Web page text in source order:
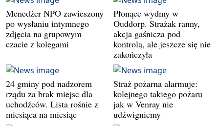
Menedżer NPO zawieszony
po wysłaniu intymnego
zdjęcia na grupowym
czacie z kolegami
Płonące wydmy w
Ouddorp. Strażak ranny,
akcja gaśnicza pod
kontrolą, ale jeszcze się nie
zakończyła
24 gminy pod nadzorem
rządu za brak miejsc dla
uchodźców. Lista rośnie z
miesiąca na miesiąc
Straż pożarna alarmuje:
kolejnego takiego pożaru
jak w Venray nie
udźwigniemy